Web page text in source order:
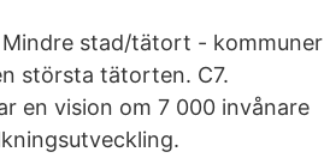
stad/tätort - kommuner
största tätorten. C7.
en vision om 7 000 invånare